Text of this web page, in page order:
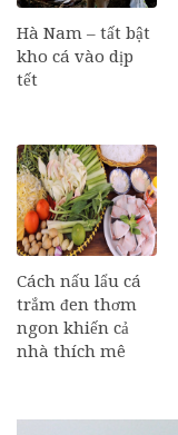
Hà Nam – tất bật
kho cá vào dịp
tết
Cách nấu lẩu cá
trắm đen thơm
ngon khiến cả
nhà thích mê